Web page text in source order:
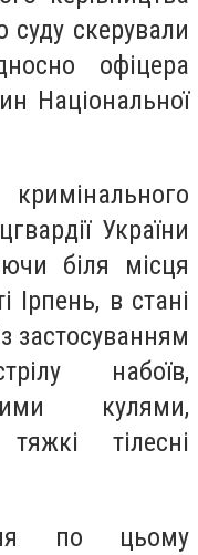
скерували
офіцера
Національної
України
біля місця
Ірпень, в стані
застосуванням
набоїв,
кулями,
тілесні
по цьому